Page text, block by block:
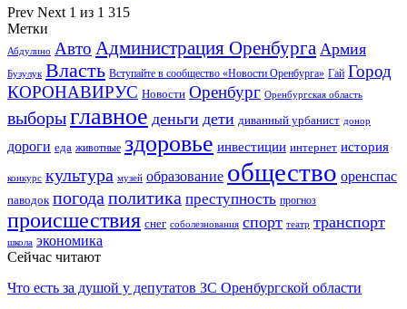
Prev Next 1 из 1 315
Метки
Абдулино Авто Администрация Оренбурга Армия
Бузулук Власть Вступайте в сообщество «Новости Оренбурга» Гай Город
КОРОНАВИРУС Новости Оренбург Оренбургская область
выборыглавное деньги дети диванный урбанист донор
дороги еда животные здоровье инвестиции интернет история
конкурс культура музей образование общество оренспас
паводок погода политика преступность прогноз
происшествия снег соболезнования спорт театр транспорт
школа экономика
Сейчас читают
Что есть за душой у депутатов ЗС Оренбургской области